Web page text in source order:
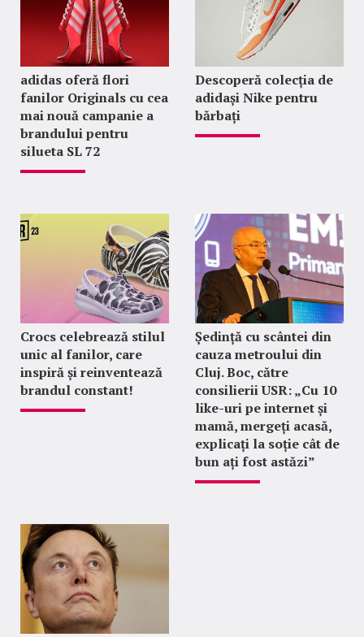
adidas oferă flori
fanilor Originals cu cea
mai nouă campanie a
brandului pentru
silueta SL 72
Descoperă colecția de
adidași Nike pentru
bărbați
Crocs celebrează stilul
unic al fanilor, care
inspiră și reinventează
brandul constant!
Ședință cu scântei din
cauza metroului din
Cluj. Boc, către
consilierii USR: „Cu 10
like-uri pe internet și
mamă, mergeți acasă,
explicați la soție cât de
bun ați fost astăzi”